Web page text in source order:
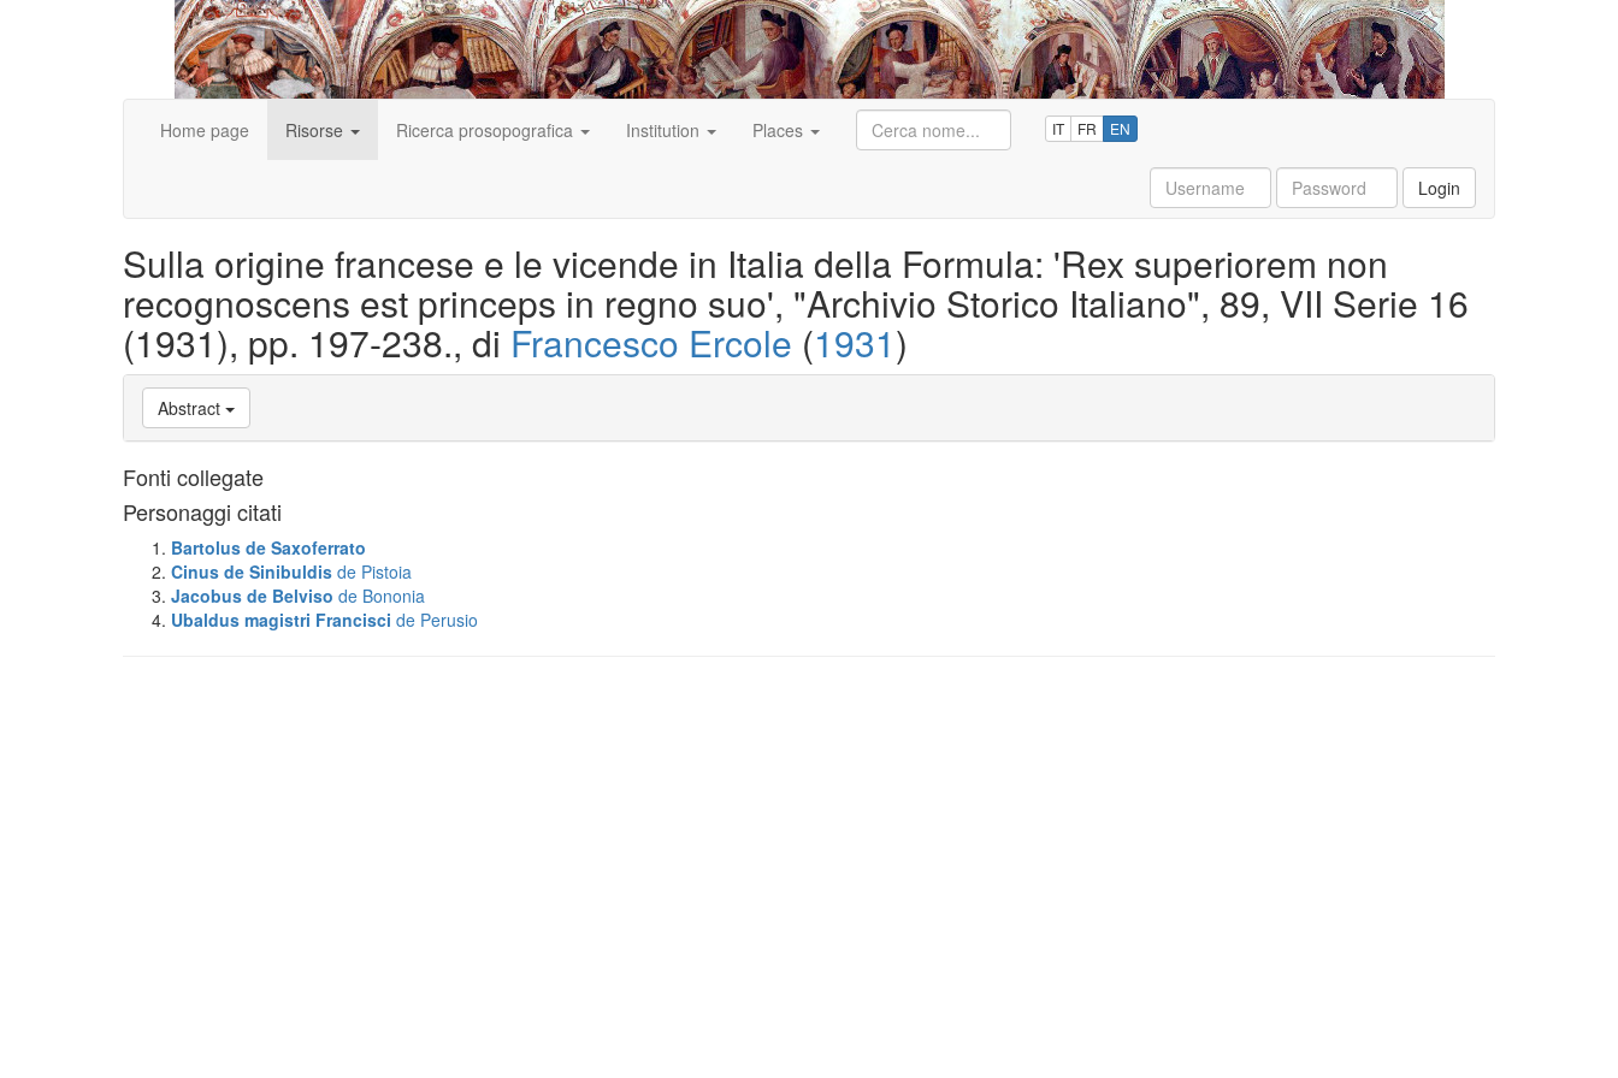
Home page Risorse Ricerca prosopografica Institution Places IT FR EN
Username Password Login
Sulla origine francese e le vicende in Italia della Formula: 'Rex superiorem non
recognoscens est princeps in regno suo', "Archivio Storico Italiano", 89, VII Serie 16
(1931), pp. 197-238., di Francesco Ercole (1931)
Abstract
Fonti collegate
Personaggi citati
Bartolus de Saxoferrato
Cinus de Sinibuldis de Pistoia
Jacobus de Belviso de Bononia
Ubaldus magistri Francisci de Perusio